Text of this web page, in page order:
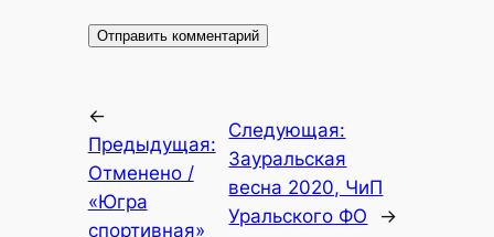
←
Предыдущая:
Отменено /
«Югра
спортивная»
Следующая:
Зауральская
весна 2020, ЧиП
Уральского ФО
→